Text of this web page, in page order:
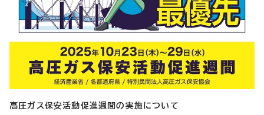
高圧ガス保安活動促進週間の実施について